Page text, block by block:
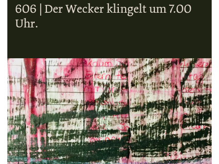
606 | Der Wecker klingelt um 7.00
Uhr.